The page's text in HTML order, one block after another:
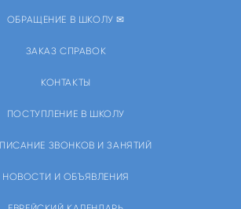
ОБРАЩЕНИЕ В ШКОЛУ ✉
ЗАКАЗ СПРАВОК
КОНТАКТЫ
ПОСТУПЛЕНИЕ В ШКОЛУ
ЗВОНКОВ И ЗАНЯТИЙ
НОВОСТИ И ОБЪЯВЛЕНИЯ